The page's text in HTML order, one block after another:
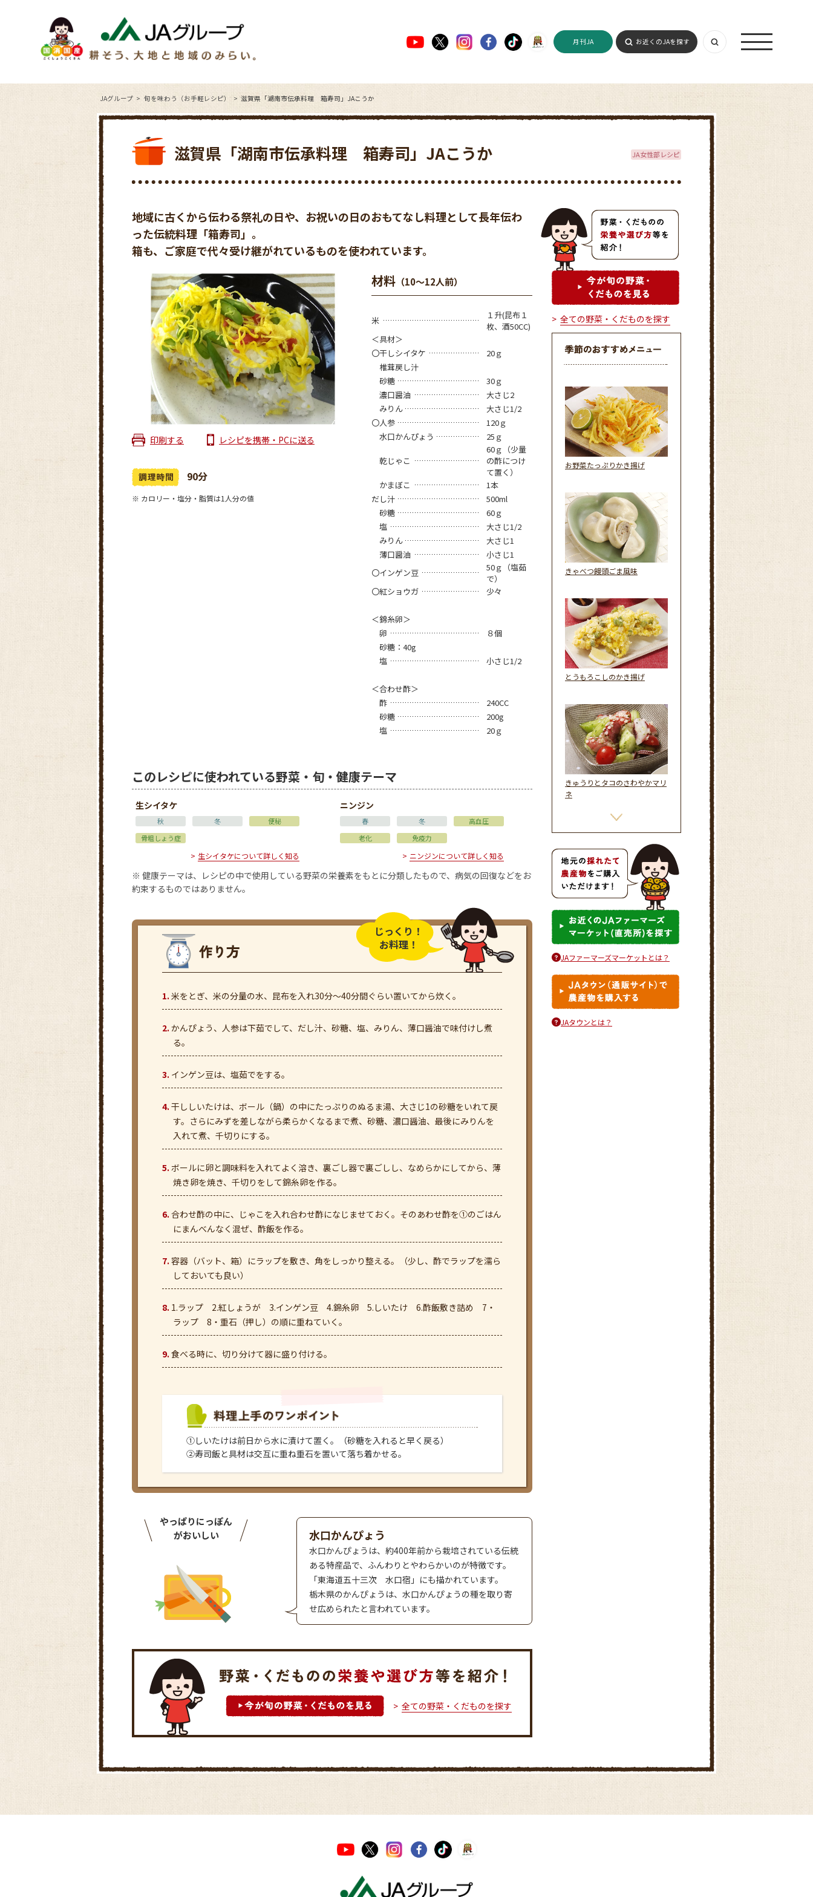
月刊JA お近くのJAを探す
JAグループ 旬を味わう（お手軽レシピ） 滋賀県「湖南市伝承料理 箱寿司」JAこうか
滋賀県「湖南市伝承料理 箱寿司」JAこうか JA女性部レシピ
地域に古くから伝わる祭礼の日や、お祝いの日のおもてなし料理として長年伝わ
った伝統料理「箱寿司」。
箱も、ご家庭で代々受け継がれているものを使われています。
印刷する レシピを携帯・PCに送る
90分
※ カロリー・塩分・脂質は1人分の値
材料 （10～12人前）
米
１升(昆布１
枚、酒50CC)
＜具材＞
〇干しシイタケ
20ｇ
椎茸戻し汁
砂糖
30ｇ
濃口醤油
大さじ2
みりん
大さじ1/2
〇人参
120ｇ
水口かんぴょう
25ｇ
乾じゃこ
60ｇ（少量
の酢につけ
て置く）
かまぼこ
1本
だし汁
500ml
砂糖
60ｇ
塩
大さじ1/2
みりん
大さじ1
薄口醤油
小さじ1
〇インゲン豆
50ｇ（塩茹
で）
〇紅ショウガ
少々
＜錦糸卵＞
卵
８個
砂糖：40g
塩
小さじ1/2
＜合わせ酢＞
酢
240CC
砂糖
200g
塩
20ｇ
このレシピに使われている野菜・旬・健康テーマ
生シイタケ
秋 冬
便秘
骨粗しょう症
生シイタケについて詳しく知る
ニンジン
春 冬
高血圧
老化
免疫力
ニンジンについて詳しく知る
※ 健康テーマは、レシピの中で使用している野菜の栄養素をもとに分類したもので、病気の回復などをお
約束するものではありません。
じっくり！
お料理！
米をとぎ、米の分量の水、昆布を入れ30分～40分間ぐらい置いてから炊く。
かんぴょう、人参は下茹でして、だし汁、砂糖、塩、みりん、薄口醤油で味付けし煮
る。
インゲン豆は、塩茹でをする。
干ししいたけは、ボール（鍋）の中にたっぷりのぬるま湯、大さじ1の砂糖をいれて戻
す。さらにみずを差しながら柔らかくなるまで煮、砂糖、濃口醤油、最後にみりんを
入れて煮、千切りにする。
ボールに卵と調味料を入れてよく溶き、裏ごし器で裏ごしし、なめらかにしてから、薄
焼き卵を焼き、千切りをして錦糸卵を作る。
合わせ酢の中に、じゃこを入れ合わせ酢になじませておく。そのあわせ酢を①のごはん
にまんべんなく混ぜ、酢飯を作る。
容器（バット、箱）にラップを敷き、角をしっかり整える。（少し、酢でラップを濡ら
しておいても良い）
1.ラップ 2.紅しょうが 3.インゲン豆 4.錦糸卵 5.しいたけ 6.酢飯敷き詰め 7・
ラップ 8・重石（押し）の順に重ねていく。
食べる時に、切り分けて器に盛り付ける。
①しいたけは前日から水に漬けて置く。（砂糖を入れると早く戻る）
②寿司飯と具材は交互に重ね重石を置いて落ち着かせる。
やっぱりにっぽん
がおいしい
水口かんぴょう
水口かんぴょうは、約400年前から栽培されている伝統
ある特産品で、ふんわりとやわらかいのが特徴です。
「東海道五十三次 水口宿」にも描かれています。
栃木県のかんぴょうは、水口かんぴょうの種を取り寄
せ広められたと言われています。
全ての野菜・くだものを探す
全ての野菜・くだものを探す
お野菜たっぷりかき揚げ
きゃべつ饅頭ごま風味
とうもろこしのかき揚げ
きゅうりとタコのさわやかマリ
ネ
とうもろこしとハムの中華風炒
めごはん
きゅうりの冷や汁ごはん
JAファーマーズマーケットとは？
JAタウンとは？